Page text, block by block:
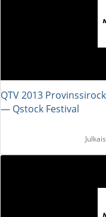
QTV 2013
― Qstock Festival